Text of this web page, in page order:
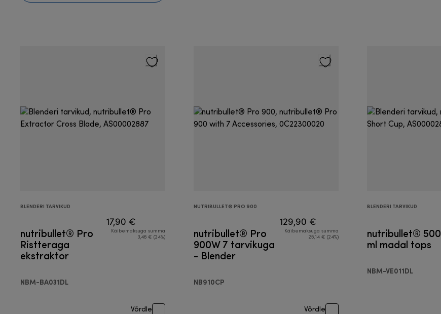
BLENDERI TARVIKUD
nutribullet® Pro
Ristteraga
ekstraktor
NBM-BA031DL
17,90 €
Käibemaksuga summa
3,46 € (24%)
Võrdle
NUTRIBULLET® PRO 900
nutribullet® Pro
900W 7 tarvikuga
- Blender
NB910CP
129,90 €
Käibemaksuga summa
25,14 € (24%)
Võrdle
BLENDERI TARVIKUD
nutribullet® 500
ml madal tops
NBM-VE011DL